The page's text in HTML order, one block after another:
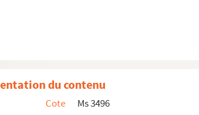
son frère Pierre et quelques autres membres de la ...
française en Suède ».
Mauriac
diverses (cérémonie pour ses 80 ans) et au...
du contenu
Cote
Ms 3496